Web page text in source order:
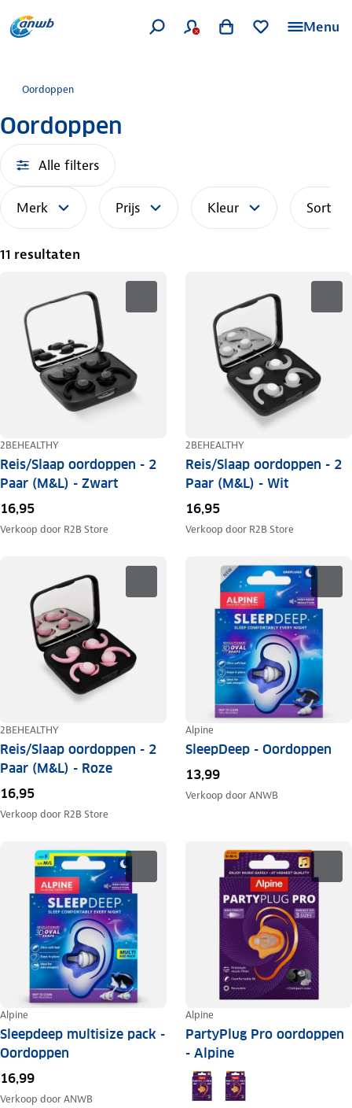
Menu
Oordoppen
Oordoppen
Alle filters
Merk Prijs Kleur
11 resultaten
2BEHEALTHY
Reis/Slaap oordoppen - 2
Paar (M&L) - Zwart
16,95
Verkoop door R2B Store
2BEHEALTHY
Reis/Slaap oordoppen - 2
Paar (M&L) - Wit
16,95
Verkoop door R2B Store
2BEHEALTHY
Reis/Slaap oordoppen - 2
Paar (M&L) - Roze
16,95
Verkoop door R2B Store
Alpine
SleepDeep - Oordoppen
13,99
Verkoop doorANWB
Alpine
Sleepdeep multisize pack -
Oordoppen
16,99
Verkoop doorANWB
Alpine
PartyPlug Pro oordoppen
- Alpine